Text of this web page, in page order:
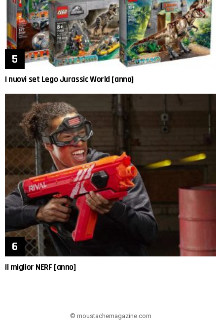
I nuovi set Lego Jurassic World [anno]
Il miglior NERF [anno]
© moustachemagazine.com